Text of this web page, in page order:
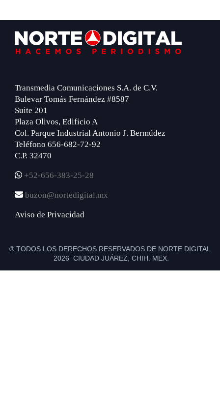
Footer
Transmedia Comunicaciones S.A. de C.V.
Bulevar Tomás Fernández #8587
Suite 201
Plaza Olivos, Edificio A
Col. Parque Industrial Antonio J. Bermúdez
Teléfono 656-682-72-92
C.P. 32470
+52-656-383-25-28
buzon@nortedigital.mx
Aviso de Privacidad
® TODOS LOS DERECHOS RESERVADOS DE NORTE DIGITAL
2026 CIUDAD JUÁREZ, CHIH. MEX.